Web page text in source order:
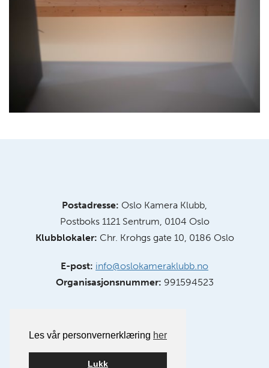
Les vår personvernerklæring her
Lukk
Postadresse: Oslo Kamera Klubb,
Postboks 1121 Sentrum, 0104 Oslo
Klubblokaler: Chr. Krohgs gate 10, 0186 Oslo
E-post: info@oslokameraklubb.no
Organisasjonsnummer: 991594523